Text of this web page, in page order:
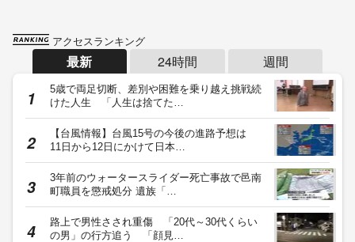
アクセスランキング
最新 24時間 週間
5歳で両足切断、差別や困難を乗り越え挑戦続
けた人生 「人生は捨てた…
【台風情報】台風15号の今後の進路予想は
11日から12日にかけて日本…
3年前のウォータースライダー死亡事故で邑南
町職員を懲戒処分 遺族「…
路上で男性さされ重傷 「20代～30代くらい
の男」の行方追う 「顔見…